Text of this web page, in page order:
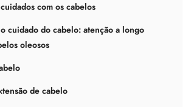
com os cabelos
cuidado do cabelo: atenção a longo
oleosos
de cabelo